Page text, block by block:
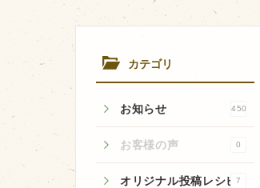
カテゴリ
お知らせ 450
お客様の声 0
オリジナル投稿レシピ7
PV動画
イベント一覧